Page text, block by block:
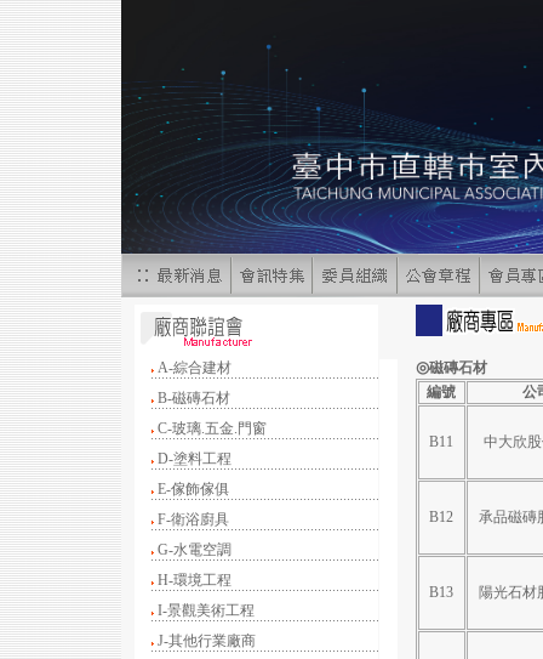
A-綜合建材
B-磁磚石材
C-玻璃.五金.門窗
D-塗料工程
E-傢飾傢俱
F-衛浴廚具
G-水電空調
H-環境工程
I-景觀美術工程
J-其他行業廠商
◎磁磚石材
編號
公
B11 中大欣
B12 承品磁磚
B13 陽光石材